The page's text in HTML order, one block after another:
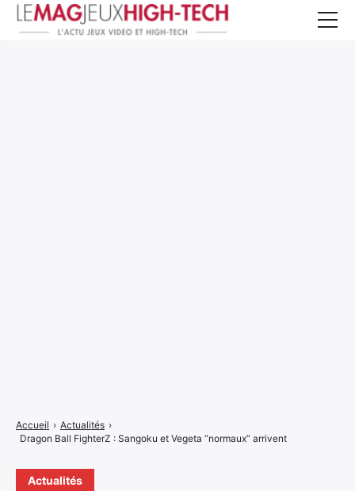
Actualités
Accueil › Actualités ›
Dragon Ball FighterZ : Sangoku et Vegeta “normaux” arrivent